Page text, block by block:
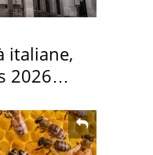
italiane,
2026